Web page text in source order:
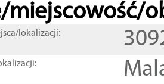
miejscowość/
lokalizacji: